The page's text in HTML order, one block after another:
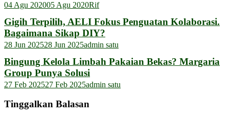
04 Agu 202005 Agu 2020Rif
Gigih Terpilih, AELI Fokus Penguatan Kolaborasi.
Bagaimana Sikap DIY?
28 Jun 202528 Jun 2025admin satu
Bingung Kelola Limbah Pakaian Bekas? Margaria
Group Punya Solusi
27 Feb 202527 Feb 2025admin satu
Tinggalkan Balasan